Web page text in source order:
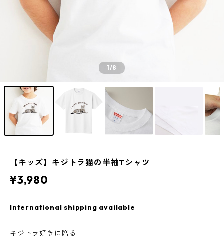
1/8
【キッズ】キジトラ猫の半袖Tシャツ
¥3,980
International shipping available
キジトラ好きに贈る